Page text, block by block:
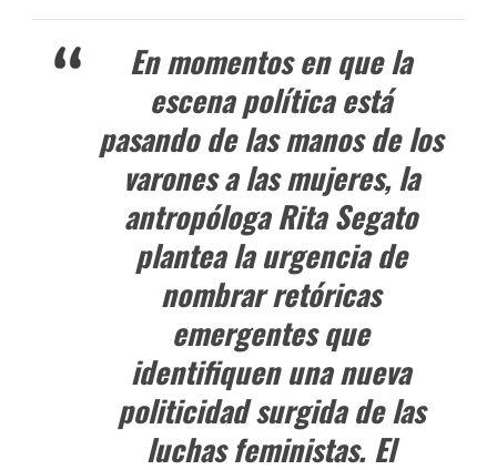
En momentos en que la
escena política está
pasando de las manos de los
varones a las mujeres, la
antropóloga Rita Segato
plantea la urgencia de
nombrar retóricas
emergentes que
identifiquen una nueva
politicidad surgida de las
luchas feministas. El